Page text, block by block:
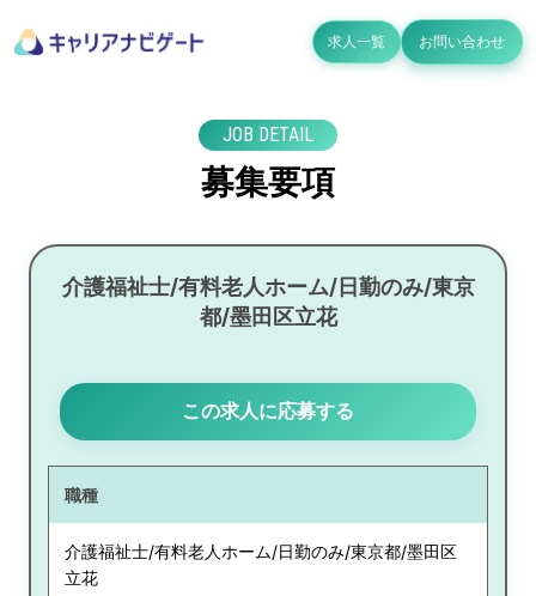
求人一覧 お問い合わせ
JOB DETAIL
募集要項
介護福祉士/有料老人ホーム/日勤のみ/東京
都/墨田区立花
この求人に応募する
職種
介護福祉士/有料老人ホーム/日勤のみ/東京都/墨田区
立花